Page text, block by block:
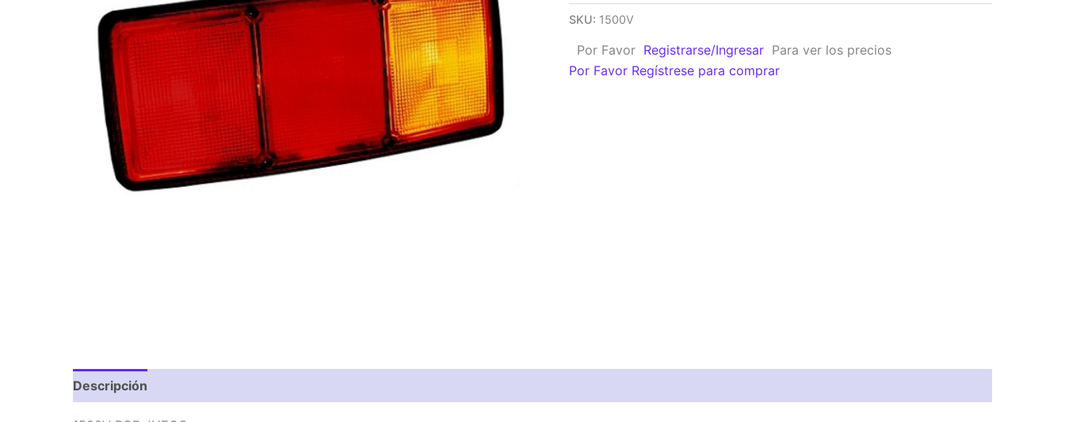
JUEGO
SKU: 1500V
Por Favor Registrarse/Ingresar Para ver los precios
Por Favor Regístrese para comprar
Descripción